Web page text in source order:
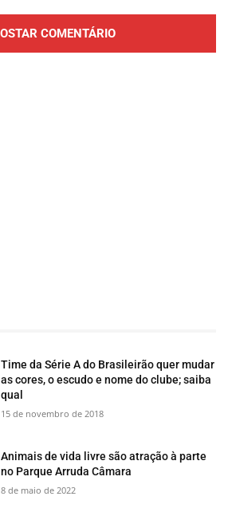
Time da Série A do Brasileirão quer mudar
as cores, o escudo e nome do clube; saiba
qual
15 de novembro de 2018
​Animais de vida livre são atração à parte
no Parque Arruda Câmara
8 de maio de 2022